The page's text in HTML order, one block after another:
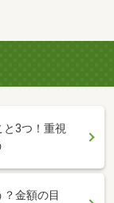
3つ！重視
金額の目